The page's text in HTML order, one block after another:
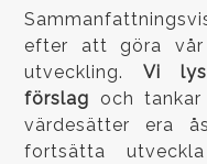
efter att göra
utveckling.Vi
förslag och
värdesätter era
fortsätta